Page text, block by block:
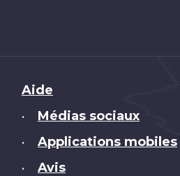
Brand
Aide
• Médias sociaux
• Applications mobiles
• Avis